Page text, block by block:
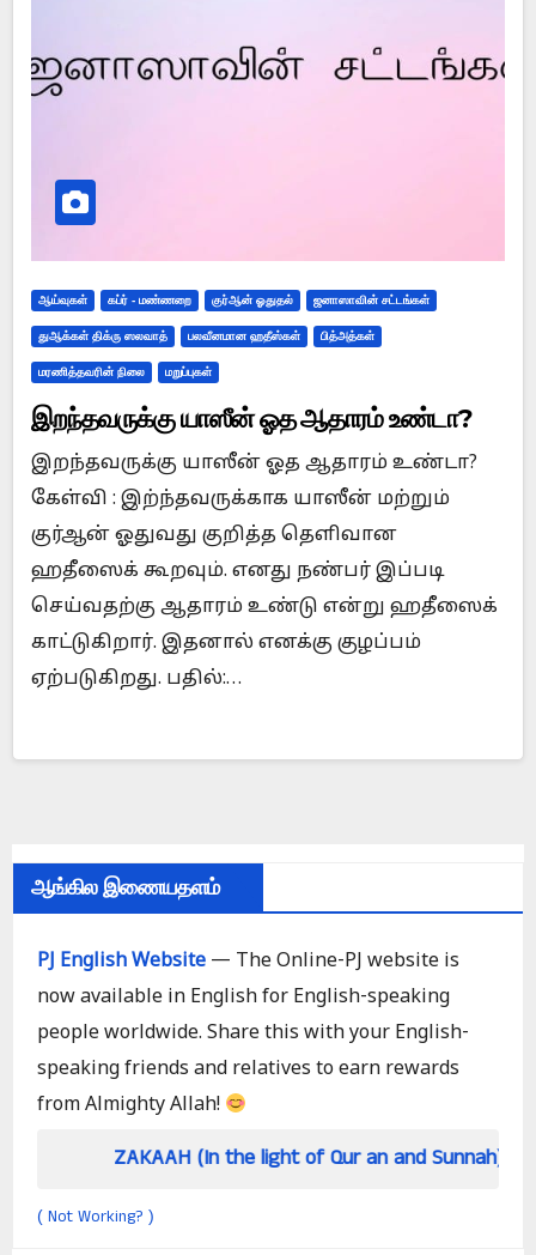
ஆய்வுகள் கப்ர் - மண்ணறை குர்ஆன் ஓதுதல் ஜனாஸாவின் சட்டங்கள்
துஆக்கள் திக்ரு ஸலவாத் பலவீனமான ஹதீஸ்கள் பித்அத்கள்
மரணித்தவரின் நிலை மறுப்புகள்
இறந்தவருக்கு யாஸீன் ஓத ஆதாரம் உண்டா?
இறந்தவருக்கு யாஸீன் ஓத ஆதாரம் உண்டா?
கேள்வி : இற்ந்தவருக்காக யாஸீன் மற்றும்
குர்ஆன் ஓதுவது குறித்த தெளிவான
ஹதீஸைக் கூறவும். எனது நண்பர் இப்படி
செய்வதற்கு ஆதாரம் உண்டு என்று ஹதீஸைக்
காட்டுகிறார். இதனால் எனக்கு குழப்பம்
ஏற்படுகிறது. பதில்:…
ஆங்கில இணையதளம்
PJ English Website — The Online-PJ website is
now available in English for English-speaking
people worldwide. Share this with your English-
speaking friends and relatives to earn rewards
from Almighty Allah!
ZAKAAH (In the light of Qur an and Sunnah)
( Not Working? )